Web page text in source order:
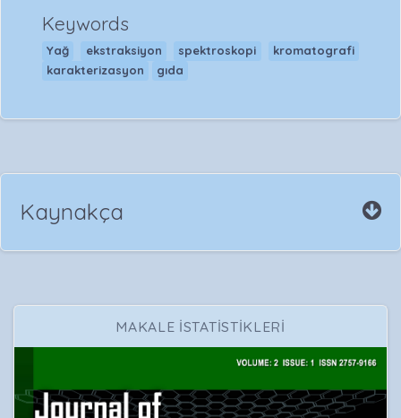
Keywords
Yağ ekstraksiyon spektroskopi
kromatografi
karakterizasyon
gıda
Kaynakça
MAKALE İSTATİSTİKLERİ